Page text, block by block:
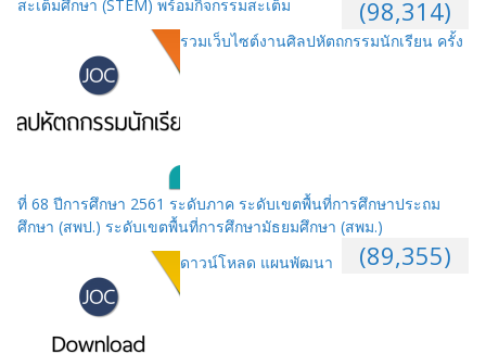
สะเต็มศึกษา (STEM) พร้อมกิจกรรมสะเต็ม (98,314)
รวมเว็บไซต์งานศิลปหัตถกรรมนักเรียน ครั้ง
ที่ 68 ปีการศึกษา 2561 ระดับภาค ระดับเขตพื้นที่การศึกษาประถม
ศึกษา (สพป.) ระดับเขตพื้นที่การศึกษามัธยมศึกษา (สพม.)
(89,355)
ดาวน์โหลด แผนพัฒนา